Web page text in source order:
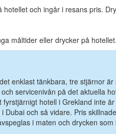
och ingår i resans pris.
måltider eller drycker på hotellet.
enklast tänkbara, tre stjärnor
servicenivån på det aktuella
hotell i Grekland inte
och så vidare. Pris
i maten och drycken som